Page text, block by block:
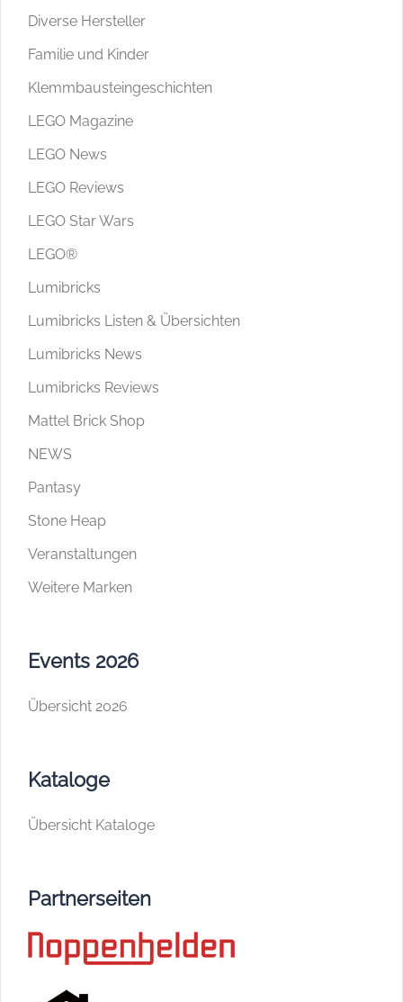
Diverse Hersteller
Familie und Kinder
Klemmbausteingeschichten
LEGO Magazine
LEGO News
LEGO Reviews
LEGO Star Wars
LEGO®
Lumibricks
Lumibricks Listen & Übersichten
Lumibricks News
Lumibricks Reviews
Mattel Brick Shop
NEWS
Pantasy
Stone Heap
Veranstaltungen
Weitere Marken
Events 2026
Übersicht 2026
Kataloge
Übersicht Kataloge
Partnerseiten